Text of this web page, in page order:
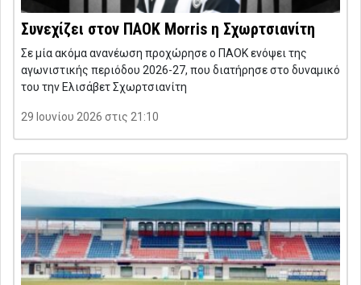
Συνεχίζει στον ΠΑΟΚ Morris η Σχωρτσιανίτη
Σε μία ακόμα ανανέωση προχώρησε ο ΠΑΟΚ ενόψει της
αγωνιστικής περιόδου 2026-27, που διατήρησε στο δυναμικό
του την Ελισάβετ Σχωρτσιανίτη
29 Ιουνίου 2026 στις 21:10